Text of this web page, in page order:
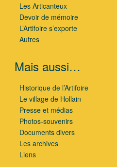
Les Articanteux
Devoir de mémoire
L’Artifoire s’exporte
Autres
Mais aussi…
Historique de l’Artifoire
Le village de Hollain
Presse et médias
Photos-souvenirs
Documents divers
Les archives
Liens